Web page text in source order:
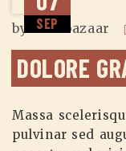
SEP
by zuzubazaar
DOLORE
Massa
pulvinar sed